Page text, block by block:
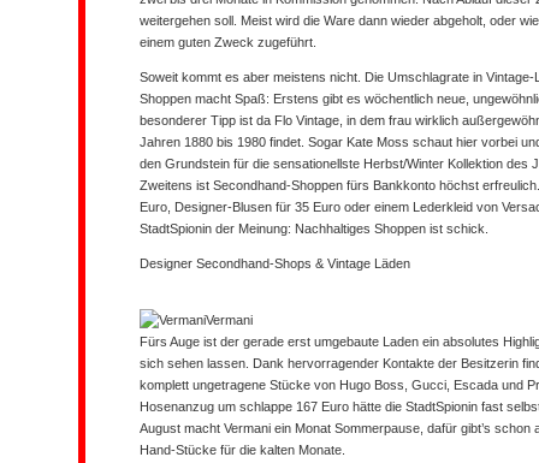
weitergehen soll. Meist wird die Ware dann wieder abgeholt, oder
einem guten Zweck zugeführt.
Soweit kommt es aber meistens nicht. Die Umschlagrate in
Shoppen macht Spaß: Erstens gibt es wöchentlich neue,
besonderer Tipp ist da Flo Vintage, in dem frau wirklich
Jahren 1880 bis 1980 findet. Sogar Kate Moss schaut hier vorbei
den Grundstein für die sensationellste Herbst/Winter Kollektion des
Zweitens ist Secondhand-Shoppen fürs Bankkonto höchst erfreulich
Euro, Designer-Blusen für 35 Euro oder einem Lederkleid von
StadtSpionin der Meinung: Nachhaltiges Shoppen ist schick.
Designer Secondhand-Shops & Vintage Läden
Vermani
Fürs Auge ist der gerade erst umgebaute Laden ein absolutes
sich sehen lassen. Dank hervorragender Kontakte der Besitzerin
komplett ungetragene Stücke von Hugo Boss, Gucci, Escada und
Hosenanzug um schlappe 167 Euro hätte die StadtSpionin fast
August macht Vermani ein Monat Sommerpause, dafür gibt’s schon
Hand-Stücke für die kalten Monate.